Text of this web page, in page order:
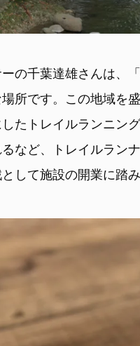
の千葉達雄さんは、
所です。この地域を
たトレイルランニン
など、トレイルラン
して施設の開業に踏